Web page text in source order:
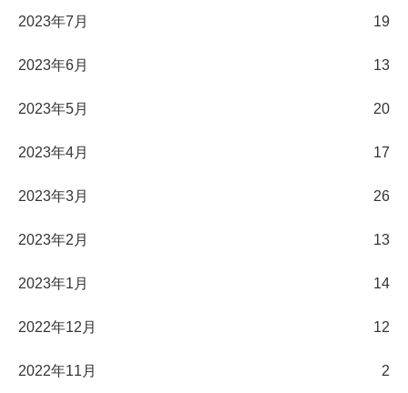
2023年7月 19
2023年6月 13
2023年5月 20
2023年4月 17
2023年3月 26
2023年2月 13
2023年1月 14
2022年12月 12
2022年11月 2